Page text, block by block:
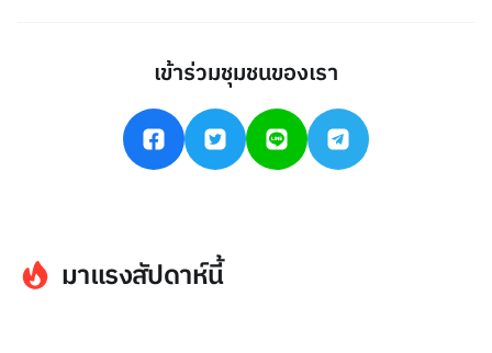
เข้าร่วมชุมชนของเรา
มาแรงสัปดาห์นี้